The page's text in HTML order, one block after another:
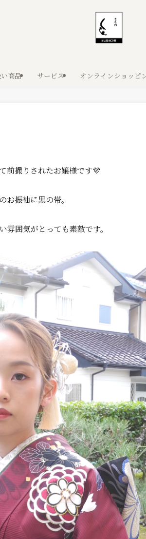
商品 サービス オンラインショッピ
前撮りされたお嬢様です💜
お振袖に黒の帯。
雰囲気がとっても素敵です。